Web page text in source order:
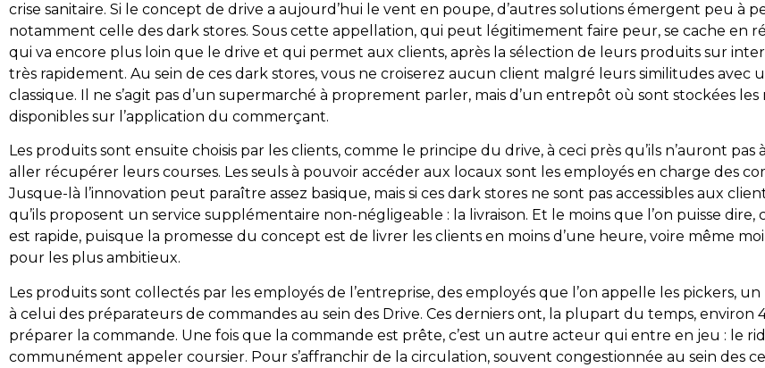
crise sanitaire. Si le concept de drive a aujourd’hui le vent en poupe, d’autres solutions émergent peu à
notamment celle des dark stores. Sous cette appellation, qui peut légitimement faire peur, se cache en
qui va encore plus loin que le drive et qui permet aux clients, après la sélection de leurs produits sur
très rapidement. Au sein de ces dark stores, vous ne croiserez aucun client malgré leurs similitudes avec
classique. Il ne s’agit pas d’un supermarché à proprement parler, mais d’un entrepôt où sont stockées les
disponibles sur l’application du commerçant.
Les produits sont ensuite choisis par les clients, comme le principe du drive, à ceci près qu’ils n’auront pas
aller récupérer leurs courses. Les seuls à pouvoir accéder aux locaux sont les employés en charge des
Jusque-là l’innovation peut paraître assez basique, mais si ces dark stores ne sont pas accessibles aux
qu’ils proposent un service supplémentaire non-négligeable : la livraison. Et le moins que l’on puisse dire,
est rapide, puisque la promesse du concept est de livrer les clients en moins d’une heure, voire même
pour les plus ambitieux.
Les produits sont collectés par les employés de l’entreprise, des employés que l’on appelle les pickers,
à celui des préparateurs de commandes au sein des Drive. Ces derniers ont, la plupart du temps, environ
préparer la commande. Une fois que la commande est prête, c’est un autre acteur qui entre en jeu : le
communément appeler coursier. Pour s’affranchir de la circulation, souvent congestionnée au sein des